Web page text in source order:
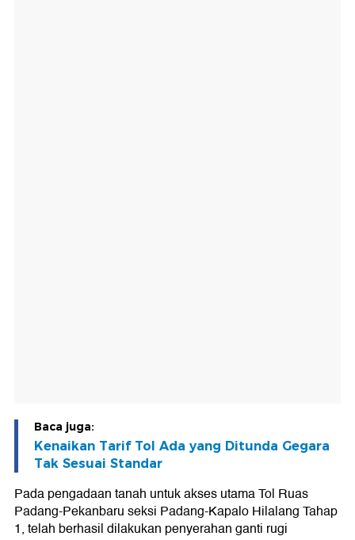
Baca juga:
Kenaikan Tarif Tol Ada yang Ditunda Gegara
Tak Sesuai Standar
Pada pengadaan tanah untuk akses utama Tol Ruas
Padang-Pekanbaru seksi Padang-Kapalo Hilalang Tahap
1, telah berhasil dilakukan penyerahan ganti rugi